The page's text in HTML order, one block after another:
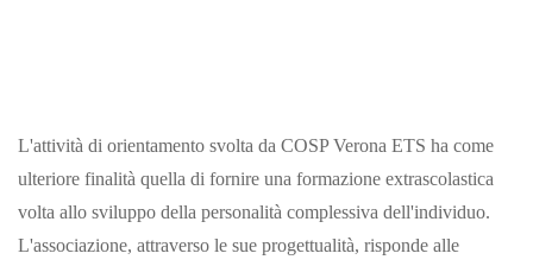
L'attività di orientamento svolta da COSP Verona ETS ha come
ulteriore finalità quella di fornire una formazione extrascolastica
volta allo sviluppo della personalità complessiva dell'individuo.
L'associazione, attraverso le sue progettualità, risponde alle